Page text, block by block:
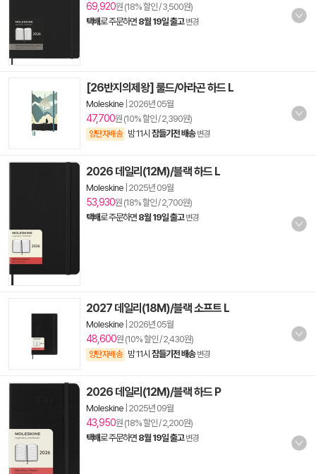
69,920원 (18% 할인 / 3,500원)
택배로 주문하면 8월 19일 출고 변경
[26반지의제왕] 룰드/아라곤 하드 L
Moleskine 2026년 05월
47,700원 (10% 할인 / 2,390원)
양탄자배송 밤 11시 잠들기전 배송 변경
2026 데일리(12M)/블랙 하드 L
Moleskine 2025년 09월
53,930원 (18% 할인 / 2,700원)
택배로 주문하면 8월 19일 출고 변경
2027 데일리(18M)/블랙 소프트 L
Moleskine 2026년 05월
48,600원 (10% 할인 / 2,430원)
양탄자배송 밤 11시 잠들기전 배송 변경
2026 데일리(12M)/블랙 하드 P
Moleskine 2025년 09월
43,950원 (18% 할인 / 2,200원)
택배로 주문하면 8월 19일 출고 변경